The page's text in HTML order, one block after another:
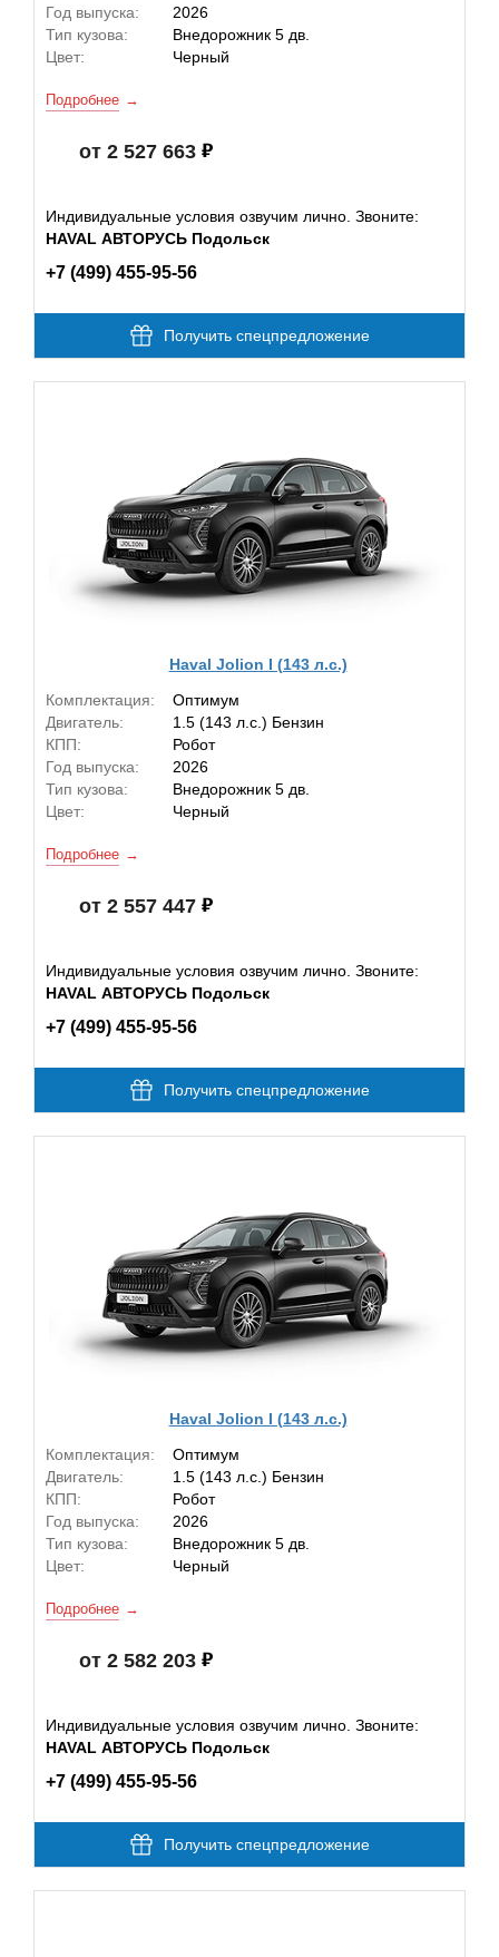
Год выпуска:
2026
Тип кузова:
Внедорожник 5 дв.
Цвет:
Черный
Подробнее
от 2 527 663
Индивидуальные условия озвучим лично. Звоните:
HAVAL АВТОРУСЬ Подольск
+7 (499) 455-95-56
Получить спецпредложение
Haval Jolion I (143 л.с.)
Комплектация:
Оптимум
Двигатель:
1.5 (143 л.с.) Бензин
КПП:
Робот
Год выпуска:
2026
Тип кузова:
Внедорожник 5 дв.
Цвет:
Черный
Подробнее
от 2 557 447
Индивидуальные условия озвучим лично. Звоните:
HAVAL АВТОРУСЬ Подольск
+7 (499) 455-95-56
Получить спецпредложение
Haval Jolion I (143 л.с.)
Комплектация:
Оптимум
Двигатель:
1.5 (143 л.с.) Бензин
КПП:
Робот
Год выпуска:
2026
Тип кузова:
Внедорожник 5 дв.
Цвет:
Черный
Подробнее
от 2 582 203
Индивидуальные условия озвучим лично. Звоните:
HAVAL АВТОРУСЬ Подольск
+7 (499) 455-95-56
Получить спецпредложение